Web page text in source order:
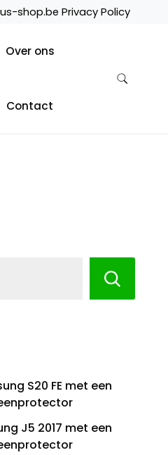
shop.be Privacy Policy
Over ons
Contact
S20 FE met een
J5 2017 met een